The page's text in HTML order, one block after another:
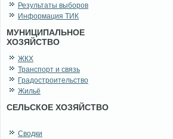
Результаты выборов
Информация ТИК
МУНИЦИПАЛЬНОЕ
ХОЗЯЙСТВО
ЖКХ
Транспорт и связь
Градостроительство
Жильё
СЕЛЬСКОЕ ХОЗЯЙСТВО
Сводки